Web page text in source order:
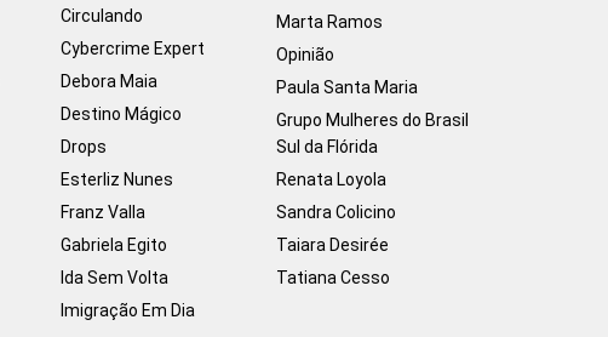
Circulando
Cybercrime Expert
Debora Maia
Destino Mágico
Drops
Esterliz Nunes
Franz Valla
Gabriela Egito
Ida Sem Volta
Imigração Em Dia
Marta Ramos
Opinião
Paula Santa Maria
Grupo Mulheres do Brasil
Sul da Flórida
Renata Loyola
Sandra Colicino
Taiara Desirée
Tatiana Cesso